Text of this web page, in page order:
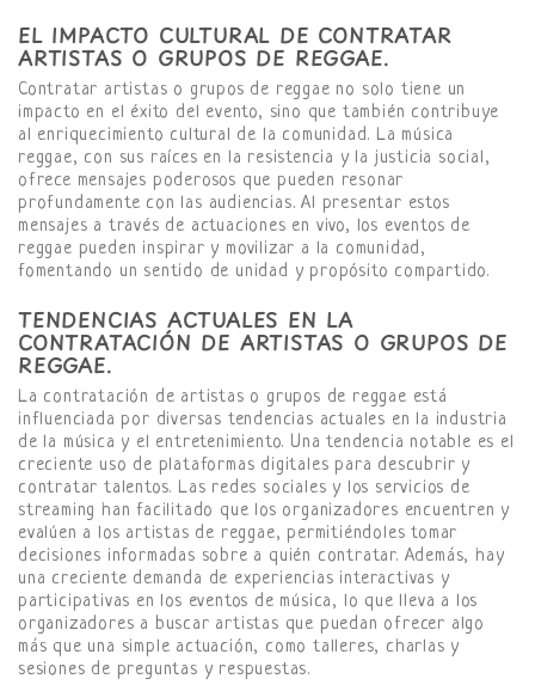
EL IMPACTO CULTURAL DE CONTRATAR
ARTISTAS O GRUPOS DE REGGAE.
Contratar artistas o grupos de reggae no solo tiene un
impacto en el éxito del evento, sino que también contribuye
al enriquecimiento cultural de la comunidad. La música
reggae, con sus raíces en la resistencia y la justicia social,
ofrece mensajes poderosos que pueden resonar
profundamente con las audiencias. Al presentar estos
mensajes a través de actuaciones en vivo, los eventos de
reggae pueden inspirar y movilizar a la comunidad,
fomentando un sentido de unidad y propósito compartido.
TENDENCIAS ACTUALES EN LA
CONTRATACIÓN DE ARTISTAS O GRUPOS DE
REGGAE.
La contratación de artistas o grupos de reggae está
influenciada por diversas tendencias actuales en la industria
de la música y el entretenimiento. Una tendencia notable es el
creciente uso de plataformas digitales para descubrir y
contratar talentos. Las redes sociales y los servicios de
streaming han facilitado que los organizadores encuentren y
evalúen a los artistas de reggae, permitiéndoles tomar
decisiones informadas sobre a quién contratar. Además, hay
una creciente demanda de experiencias interactivas y
participativas en los eventos de música, lo que lleva a los
organizadores a buscar artistas que puedan ofrecer algo
más que una simple actuación, como talleres, charlas y
sesiones de preguntas y respuestas.